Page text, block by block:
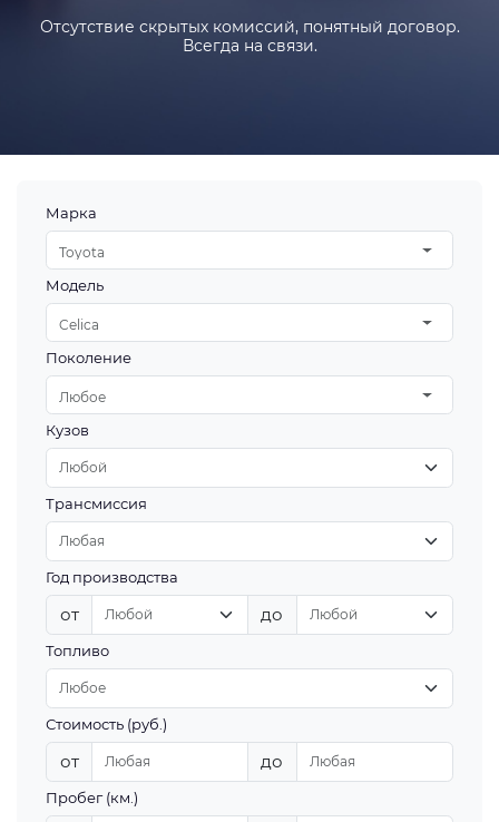
Отсутствие скрытых комиссий, понятный договор.
Всегда на связи.
Марка
Toyota
Модель
Celica
Поколение
Любое
Кузов
Трансмиссия
Год производства
от до
Топливо
Стоимость (руб.)
от до
Пробег (км.)